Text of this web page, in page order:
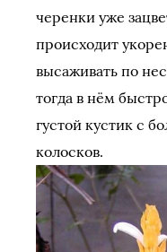
черенки уже
происходит
высаживать по
тогда в нём
густой кустик с
колосков.